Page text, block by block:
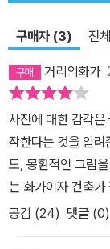
‘결정적 순간’이
러 사진을 논할 때
이미지를 사울 레이
있어 동양적인 아
순회전에 이어
객이 몰려서 사진전으
롤'의 시작점 영화
화 팬들의 사랑을
랑을 하는 두 사람
구매자 (3) 전
거리의화가
사진에 대한 감각은
작한다는 것을 알
도, 몽환적인 그림
는 화가이자 건축가
공감 (24) 댓글 (0)